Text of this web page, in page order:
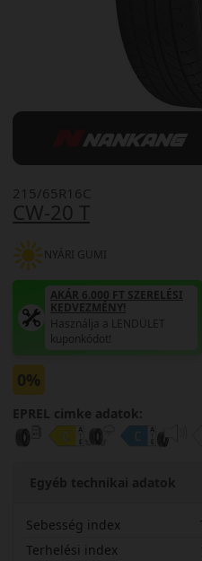
CW-20 T
215/65R16C
NYÁRI GUMI
AKÁR 6.000 FT SZERELÉSI
KEDVEZMÉNY!
Használja a LENDÜLET
kuponkódot!
0%
EPREL cimke adatok:
Egyéb technikai adatok
Sebesség index
Terhelési index